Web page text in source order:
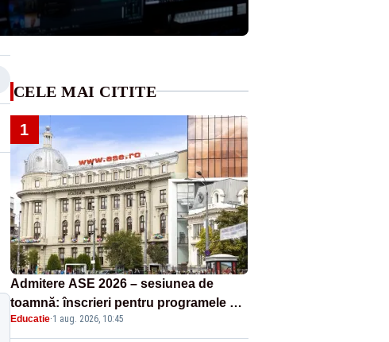
CELE MAI CITITE
1
Admitere ASE 2026 – sesiunea de
toamnă: înscrieri pentru programele de
licență, masterat și doctorat
Educatie·1 aug. 2026, 10:45